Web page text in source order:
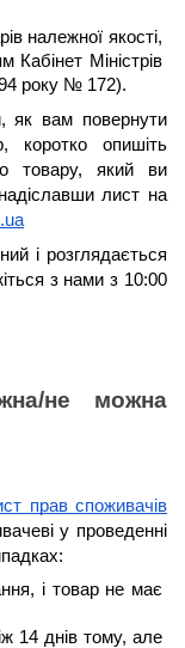
належної якості,
Міністрів
року № 172).
як вам повернути
коротко опишіть
товару, який ви
лист на
і розглядається
з нами з 10:00
не можна
прав споживачів
у проведенні
і товар не має
14 днів тому, але